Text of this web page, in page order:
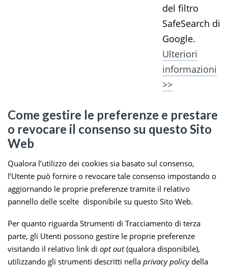
del filtro
SafeSearch di
Google.
Ulteriori
informazioni
>>
Come gestire le preferenze e prestare
o revocare il consenso su questo Sito
Web
Qualora l’utilizzo dei cookies sia basato sul consenso,
l’Utente può fornire o revocare tale consenso impostando o
aggiornando le proprie preferenze tramite il relativo
pannello delle scelte disponibile su questo Sito Web.
Per quanto riguarda Strumenti di Tracciamento di terza
parte, gli Utenti possono gestire le proprie preferenze
visitando il relativo link di opt out(qualora disponibile),
utilizzando gli strumenti descritti nella privacy policydella